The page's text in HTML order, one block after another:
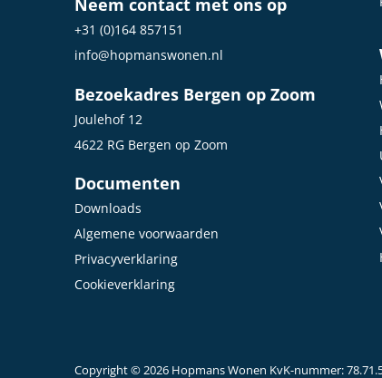
Neem contact met ons op
+31 (0)164 857151
info@hopmanswonen.nl
Bezoekadres Bergen op Zoom
Joulehof 12
4622 RG Bergen op Zoom
Documenten
Downloads
Algemene voorwaarden
Privacyverklaring
Cookieverklaring
Copyright © 2026 Hopmans Wonen KvK-nummer: